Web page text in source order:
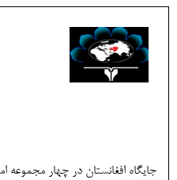
جایگاه افغانستان در چهار مجموعه